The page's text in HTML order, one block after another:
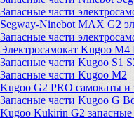
Запасные части
Segway-Ninebot MAX G2
Запасные части
Электросамокат Kugoo M4
Запасные части Kugoo S1
Запасные части Kugoo M2
Kugoo G2 PRO самокаты и
Запасные части Kugoo G
Kugoo Kukirin G2 запасные